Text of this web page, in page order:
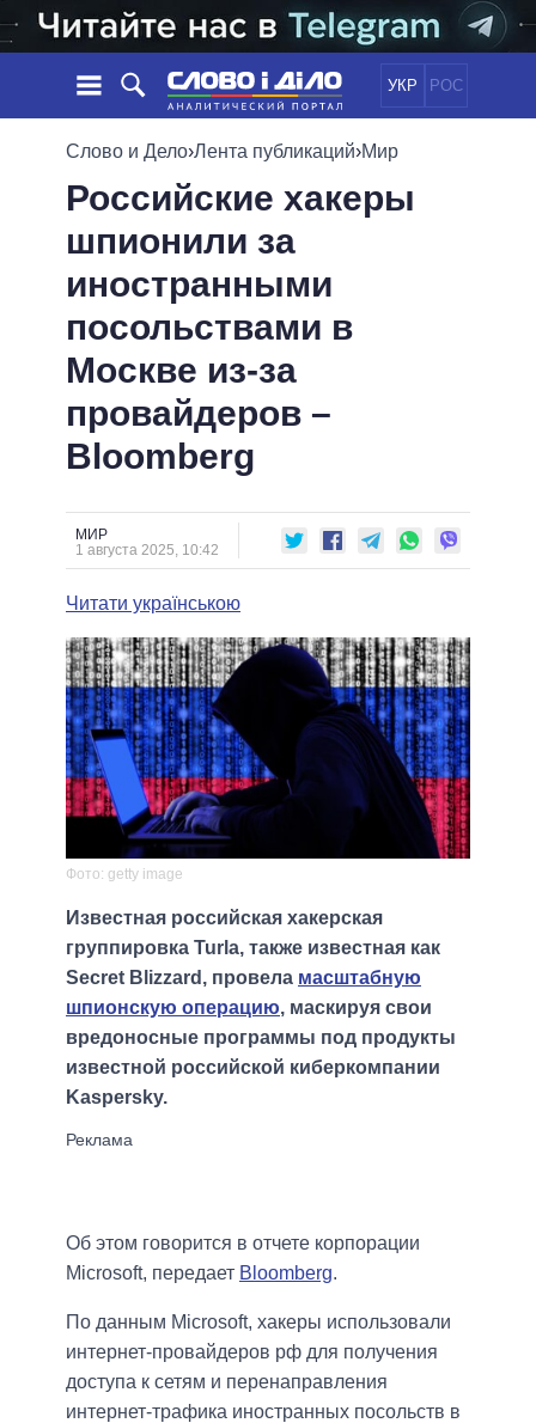
УКР РОС
НОВОСТИ
ЛЕНТА
СОБЫТИЯ
СТАТЬИ
ОБЗОРЫ
ДАЙДЖЕСТЫ
ПОЛИТИКА
ЭКОНОМИКА
ОБЩЕСТВО
ОБЕЩАНИЯ
ПОЛИТИКИ
ВСЕ ПОЛИТИКИ
ПРЕЗИДЕНТ И ОФИС
ВЕРХОВНАЯ РАДА
КАБИНЕТ МИНИСТРОВ
ГЛАВЫ ОБЛАДМИНИСТРАЦИЙ
ВСЕ ПЕРСОНЫ
ВИДЕО
ПОДДЕРЖАТЬ
СРАВНЕНИЕ ПОЛИТИКОВ
Слово и Дело›Лента публикаций›Мир
Российские хакеры
шпионили за
иностранными
посольствами в
Москве из-за
провайдеров –
Bloomberg
МИР
1 августа 2025, 10:42
Читати українською
Фото: getty image
Известная российская хакерская
группировка Turla, также известная как
Secret Blizzard, провела масштабную
шпионскую операцию, маскируя свои
вредоносные программы под продукты
известной российской киберкомпании
Kaspersky.
Об этом говорится в отчете корпорации
Microsoft, передает Bloomberg.
По данным Microsoft, хакеры использовали
интернет-провайдеров рф для получения
доступа к сетям и перенаправления
интернет-трафика иностранных посольств в